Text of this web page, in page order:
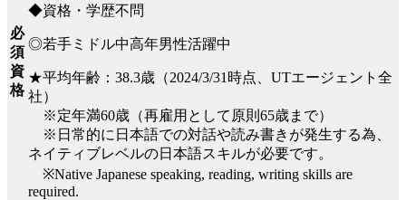
必
須
資
格
◆資格・学歴不問
◎若手ミドル中高年男性活躍中
★平均年齢：38.3歳（2024/3/31時点、UTエージェント全
社）
※定年満60歳（再雇用として原則65歳まで）
※日常的に日本語での対話や読み書きが発生する為、
ネイティブレベルの日本語スキルが必要です。
※Native Japanese speaking, reading, writing skills are
required.